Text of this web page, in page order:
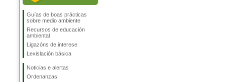
Guías de boas prácticas
sobre medio ambiente
Recursos de educación
ambiental
Ligazóns de interese
Lexislación básica
Noticias e alertas
Ordenanzas